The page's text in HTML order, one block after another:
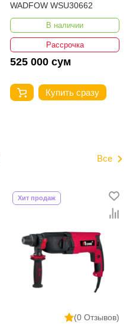
WADFOW WSU30662
В наличии
Рассрочка
525 000 сум
Купить сразу
Все
(0 Отзывов)
Хит продаж